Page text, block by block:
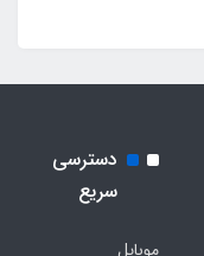
دسترسی
سریع
موبایل